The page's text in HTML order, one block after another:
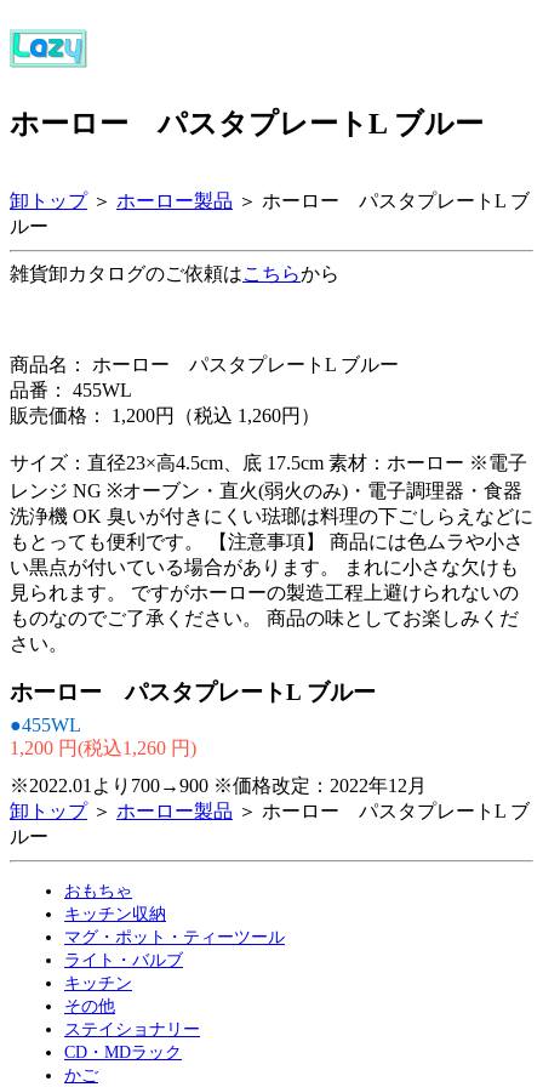
ホーロー パスタプレートL ブルー
卸トップ＞ ホーロー製品 ＞ ホーロー パスタプレートL ブ
ルー
雑貨卸カタログのご依頼はこちらから
商品名： ホーロー パスタプレートL ブルー
品番： 455WL
販売価格： 1,200円（税込 1,260円）
サイズ：直径23×高4.5cm、底 17.5cm 素材：ホーロー ※電子
レンジ NG ※オーブン・直火(弱火のみ)・電子調理器・食器
洗浄機 OK 臭いが付きにくい琺瑯は料理の下ごしらえなどに
もとっても便利です。 【注意事項】 商品には色ムラや小さ
い黒点が付いている場合があります。 まれに小さな欠けも
見られます。 ですがホーローの製造工程上避けられないの
ものなのでご了承ください。 商品の味としてお楽しみくだ
さい。
ホーロー パスタプレートL ブルー
●455WL
1,200 円(税込1,260 円)
※2022.01より700→900 ※価格改定：2022年12月
卸トップ＞ ホーロー製品 ＞ ホーロー パスタプレートL ブ
ルー
おもちゃ
キッチン収納
マグ・ポット・ティーツール
ライト・バルブ
キッチン
その他
ステイショナリー
CD・MDラック
かご